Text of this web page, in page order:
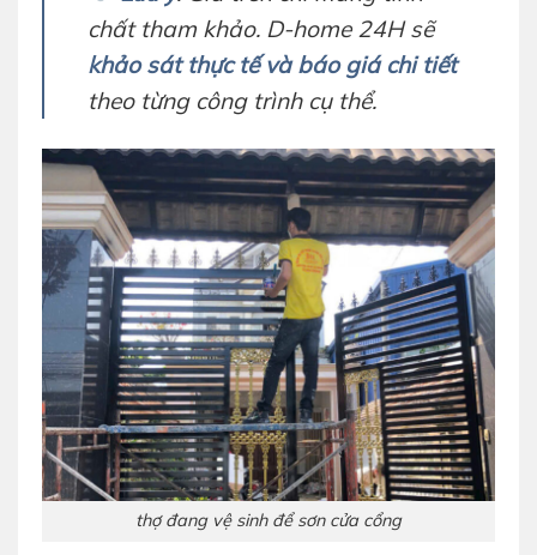
chất tham khảo. D-home 24H sẽ
khảo sát thực tế và báo giá chi tiết
theo từng công trình cụ thể.
thợ đang vệ sinh để sơn cửa cổng